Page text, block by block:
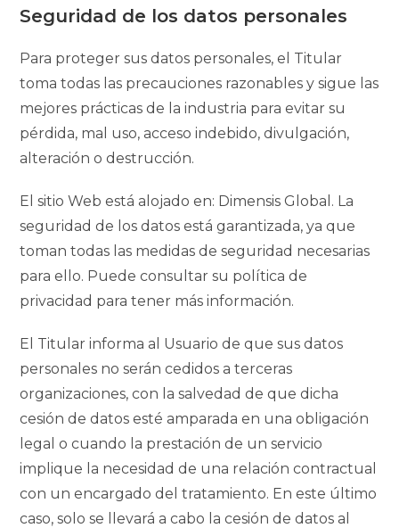
Seguridad de los datos personales
Para proteger sus datos personales, el Titular
toma todas las precauciones razonables y sigue las
mejores prácticas de la industria para evitar su
pérdida, mal uso, acceso indebido, divulgación,
alteración o destrucción.
El sitio Web está alojado en: Dimensis Global. La
seguridad de los datos está garantizada, ya que
toman todas las medidas de seguridad necesarias
para ello. Puede consultar su política de
privacidad para tener más información.
El Titular informa al Usuario de que sus datos
personales no serán cedidos a terceras
organizaciones, con la salvedad de que dicha
cesión de datos esté amparada en una obligación
legal o cuando la prestación de un servicio
implique la necesidad de una relación contractual
con un encargado del tratamiento. En este último
caso, solo se llevará a cabo la cesión de datos al